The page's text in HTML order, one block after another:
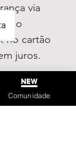
via
no cartão
juros.
Comunidade